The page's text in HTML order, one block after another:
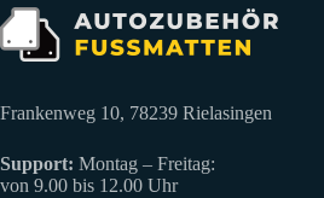
Produktseite
gewählt
werden
Frankenweg 10, 78239 Rielasingen
Support: Montag – Freitag:
von 9.00 bis 12.00 Uhr